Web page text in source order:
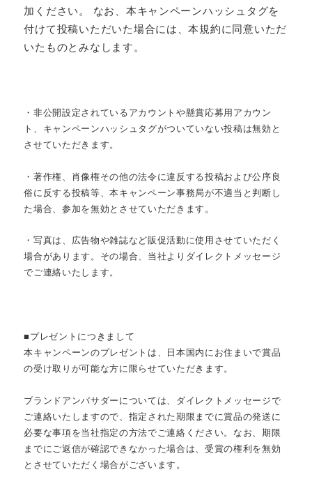
加ください。 なお、本キャンペーンハッシュタグを
付けて投稿いただいた場合には、本規約に同意いただ
いたものとみなします。
・非公開設定されているアカウントや懸賞応募用アカウン
ト、キャンペーンハッシュタグがついていない投稿は無効と
させていただきます。
・著作権、肖像権その他の法令に違反する投稿および公序良
俗に反する投稿等、本キャンペーン事務局が不適当と判断し
た場合、参加を無効とさせていただきます。
・写真は、広告物や雑誌など販促活動に使用させていただく
場合があります。その場合、当社よりダイレクトメッセージ
でご連絡いたします。
■プレゼントにつきまして
本キャンペーンのプレゼントは、日本国内にお住まいで賞品
の受け取りが可能な方に限らせていただきます。
ブランドアンバサダーについては、ダイレクトメッセージで
ご連絡いたしますので、指定された期限までに賞品の発送に
必要な事項を当社指定の方法でご連絡ください。なお、期限
までにご返信が確認できなかった場合は、受賞の権利を無効
とさせていただく場合がございます。